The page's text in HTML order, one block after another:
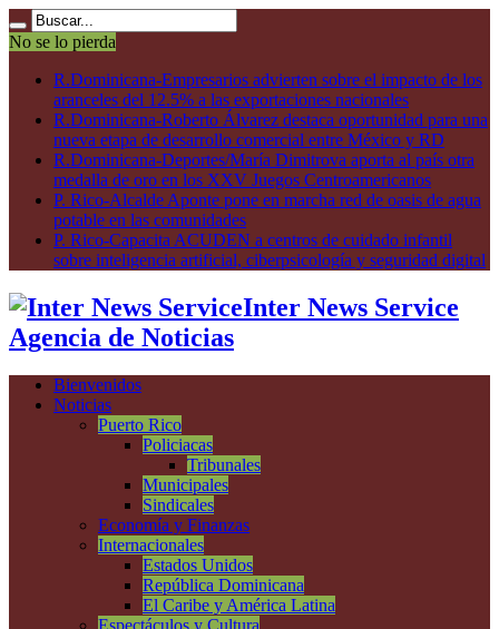
No se lo pierda
R.Dominicana-Empresarios advierten sobre el impacto de los
aranceles del 12.5% a las exportaciones nacionales
R.Dominicana-Roberto Álvarez destaca oportunidad para una
nueva etapa de desarrollo comercial entre México y RD
R.Dominicana-Deportes/María Dimitrova aporta al país otra
medalla de oro en los XXV Juegos Centroamericanos
P. Rico-Alcalde Aponte pone en marcha red de oasis de agua
potable en las comunidades
P. Rico-Capacita ACUDEN a centros de cuidado infantil
sobre inteligencia artificial, ciberpsicología y seguridad digital
Inter News Service
Agencia de Noticias
Bienvenidos
Noticias
Puerto Rico
Policiacas
Tribunales
Municipales
Sindicales
Economía y Finanzas
Internacionales
Estados Unidos
República Dominicana
El Caribe y América Latina
Espectáculos y Cultura